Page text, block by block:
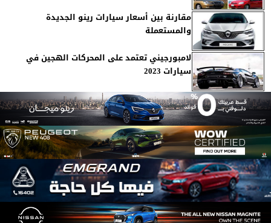
مقارنة بين أسعار سيارات رينو الجديدة
والمستعملة
لامبورجيني تعتمد على المحركات الهجين في
سيارات 2023